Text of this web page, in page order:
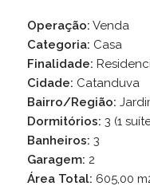
Operação: Venda
Categoria: Casa
Finalidade:
Cidade: Catanduva
Bairro/Região:
Dormitórios: 3 (1
Banheiros: 3
Garagem: 2
Área Total: 605,00